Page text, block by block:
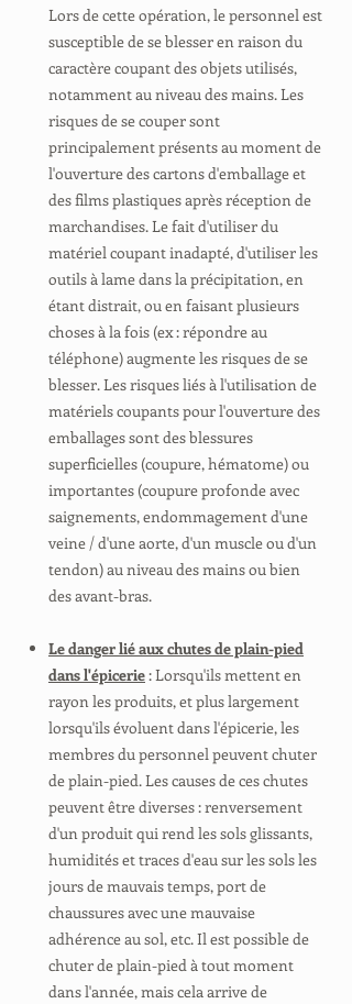
Lors de cette opération, le personnel est
susceptible de se blesser en raison du
caractère coupant des objets utilisés,
notamment au niveau des mains. Les
risques de se couper sont
principalement présents au moment de
l'ouverture des cartons d'emballage et
des films plastiques après réception de
marchandises. Le fait d'utiliser du
matériel coupant inadapté, d'utiliser les
outils à lame dans la précipitation, en
étant distrait, ou en faisant plusieurs
choses à la fois (ex : répondre au
téléphone) augmente les risques de se
blesser. Les risques liés à l'utilisation de
matériels coupants pour l'ouverture des
emballages sont des blessures
superficielles (coupure, hématome) ou
importantes (coupure profonde avec
saignements, endommagement d'une
veine / d'une aorte, d'un muscle ou d'un
tendon) au niveau des mains ou bien
des avant-bras.
Le danger lié aux chutes de plain-pied
dans l'épicerie: Lorsqu'ils mettent en
rayon les produits, et plus largement
lorsqu'ils évoluent dans l'épicerie, les
membres du personnel peuvent chuter
de plain-pied. Les causes de ces chutes
peuvent être diverses : renversement
d'un produit qui rend les sols glissants,
humidités et traces d'eau sur les sols les
jours de mauvais temps, port de
chaussures avec une mauvaise
adhérence au sol, etc. Il est possible de
chuter de plain-pied à tout moment
dans l'année, mais cela arrive de